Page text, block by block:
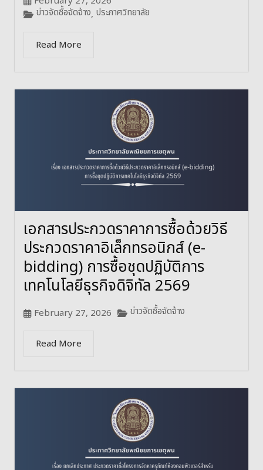
ข่าวจัดซื้อจัดจ้าง, ประกาศวิทยาลัย
Read More
เอกสารประกวดราคาการซื้อด้วยวิธี
ประกวดราคาอิเล็กทรอนิกส์ (e-
bidding) การซื้อชุดปฏิบัติการ
เทคโนโลยีธุรกิจดิจิทัล 2569
February 27, 2026 ข่าวจัดซื้อจัดจ้าง
Read More